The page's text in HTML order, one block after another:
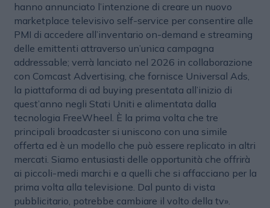
hanno annunciato l’intenzione di creare un nuovo
marketplace televisivo self-service per consentire alle
PMI di accedere all’inventario on-demand e streaming
delle emittenti attraverso un’unica campagna
addressable; verrà lanciato nel 2026 in collaborazione
con Comcast Advertising, che fornisce Universal Ads,
la piattaforma di ad buying presentata all’inizio di
quest’anno negli Stati Uniti e alimentata dalla
tecnologia FreeWheel. È la prima volta che tre
principali broadcaster si uniscono con una simile
offerta ed è un modello che può essere replicato in altri
mercati. Siamo entusiasti delle opportunità che offrirà
ai piccoli-medi marchi e a quelli che si affacciano per la
prima volta alla televisione. Dal punto di vista
pubblicitario, potrebbe cambiare il volto della tv».